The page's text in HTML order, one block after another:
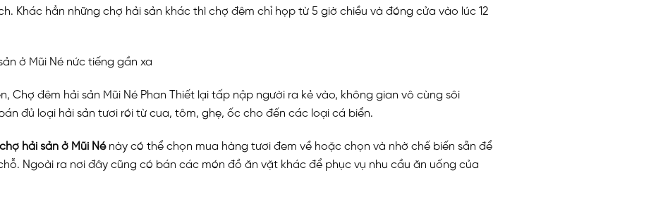
Khác hẳn những chợ hải sản khác thì chợ đêm chỉ họp từ 5 giờ chiều và đóng cửa vào lúc 12
Chợ đêm hải sản Mũi Né Phan Thiết lại tấp nập người ra kẻ vào, không gian vô cùng sôi
đủ loại hải sản tươi rói từ cua, tôm, ghẹ, ốc cho đến các loại cá biển.
chợ hải sản ở Mũi Né này có thể chọn mua hàng tươi đem về hoặc chọn và nhờ chế biến sẵn để
Ngoài ra nơi đây cũng có bán các món đồ ăn vặt khác để phục vụ nhu cầu ăn uống của